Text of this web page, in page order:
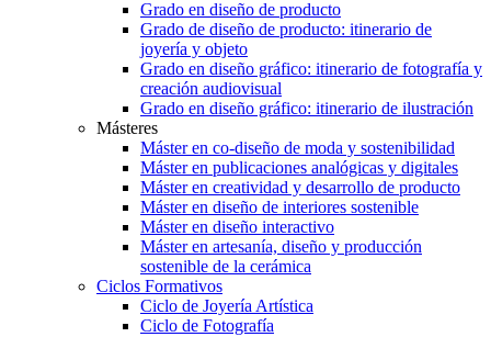
Grado en diseño de producto
Grado de diseño de producto: itinerario de
joyería y objeto
Grado en diseño gráfico: itinerario de fotografía y
creación audiovisual
Grado en diseño gráfico: itinerario de ilustración
Másteres
Máster en co-diseño de moda y sostenibilidad
Máster en publicaciones analógicas y digitales
Máster en creatividad y desarrollo de producto
Máster en diseño de interiores sostenible
Máster en diseño interactivo
Máster en artesanía, diseño y producción
sostenible de la cerámica
Ciclos Formativos
Ciclo de Joyería Artística
Ciclo de Fotografía